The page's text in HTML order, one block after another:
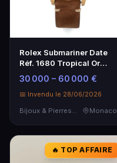
Rolex Submariner Date
Réf. 1680 Tropical Or
Jaune - Montre de
Plongée Rare
30 000 – 60 000 €
📅 Invendu le 28/06/2026
Monaco
🔥 TOP AFFAIRE